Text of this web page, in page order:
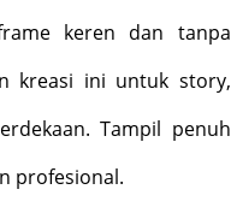
keren dan tanpa
kreasi ini untuk story,
Tampil penuh
profesional.